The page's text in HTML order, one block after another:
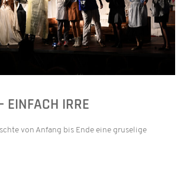
EINFACH IRRE
von Anfang bis Ende eine gruselige